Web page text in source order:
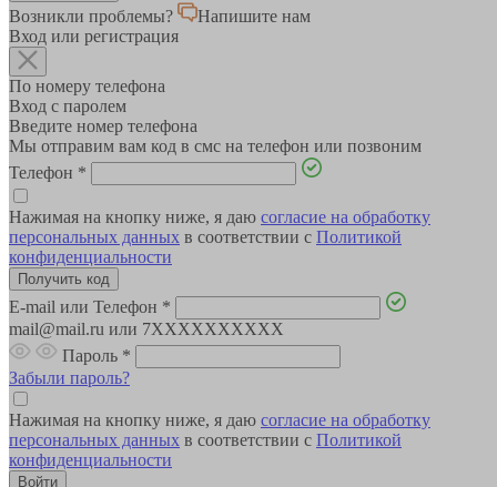
Возникли проблемы?
Напишите нам
Вход или регистрация
По номеру телефона
Вход с паролем
Введите номер телефона
Мы отправим вам код в смс на телефон или позвоним
Телефон *
Нажимая на кнопку ниже, я даю согласие на обработку
персональных данных в соответствии с Политикой
конфиденциальности
E-mail или Телефон *
mail@mail.ru или 7XXXXXXXXXX
Пароль *
Забыли пароль?
Нажимая на кнопку ниже, я даю согласие на обработку
персональных данных в соответствии с Политикой
конфиденциальности